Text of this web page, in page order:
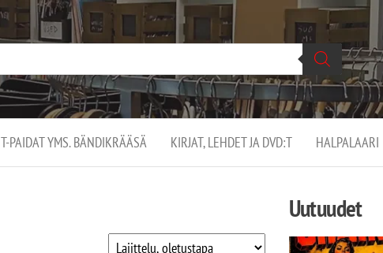
T-PAIDAT YMS. BÄNDIKRÄÄSÄ KIRJAT, LEHDET JA DVD:T HALPALAARI
Uutuudet